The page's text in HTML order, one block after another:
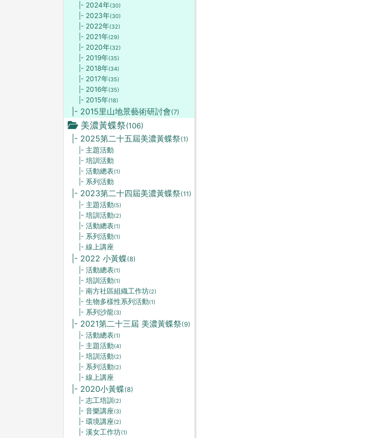
|- 2024年(30)
|- 2023年(30)
|- 2022年(32)
|- 2021年(29)
|- 2020年(32)
|- 2019年(35)
|- 2018年(34)
|- 2017年(35)
|- 2016年(35)
|- 2015年(18)
|- 2015里山地景藝術研討會(7)
美濃黃蝶祭(106)
|- 2025第二十五屆美濃黃蝶祭(1)
|- 主題活動
|- 培訓活動
|- 活動總表(1)
|- 系列活動
|- 2023第二十四屆美濃黃蝶祭(11)
|- 主題活動(5)
|- 培訓活動(2)
|- 活動總表(1)
|- 系列活動(1)
|- 線上講座
|- 2022 小黃蝶(8)
|- 活動總表(1)
|- 培訓活動(1)
|- 南方社區組織工作坊(2)
|- 生物多樣性系列活動(1)
|- 系列沙龍(3)
|- 2021第二十三屆 美濃黃蝶祭(9)
|- 活動總表(1)
|- 主題活動(4)
|- 培訓活動(2)
|- 系列活動(2)
|- 線上講座
|- 2020小黃蝶(8)
|- 志工培訓 (2)
|- 音樂講座(3)
|- 環境講座(2)
|- 溪女工作坊(1)